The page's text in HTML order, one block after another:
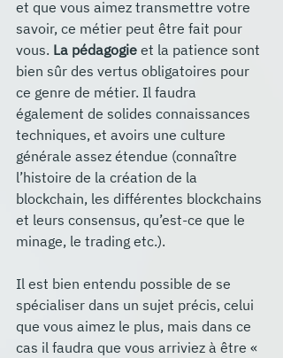
et que vous aimez transmettre votre
savoir, ce métier peut être fait pour
vous. La pédagogie et la patience sont
bien sûr des vertus obligatoires pour
ce genre de métier. Il faudra
également de solides connaissances
techniques, et avoirs une culture
générale assez étendue (connaître
l’histoire de la création de la
blockchain, les différentes blockchains
et leurs consensus, qu’est-ce que le
minage, le trading etc.).
Il est bien entendu possible de se
spécialiser dans un sujet précis, celui
que vous aimez le plus, mais dans ce
cas il faudra que vous arriviez à être «